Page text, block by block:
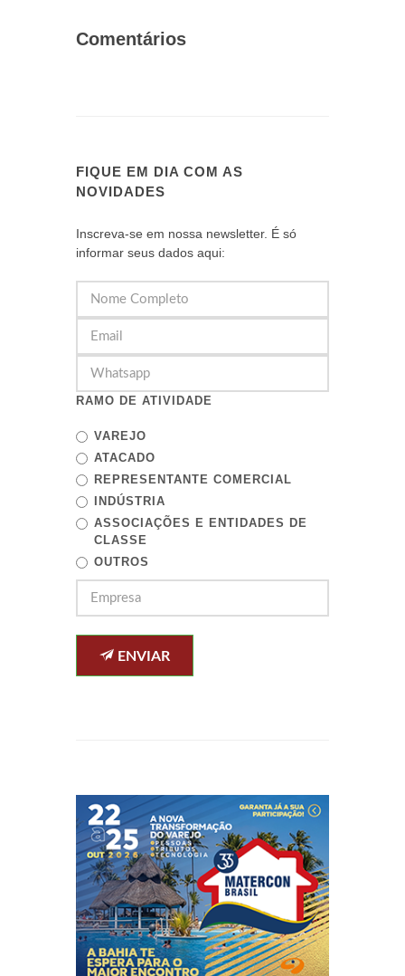
Comentários
FIQUE EM DIA COM AS
NOVIDADES
Inscreva-se em nossa newsletter. É só
informar seus dados aqui:
RAMO DE ATIVIDADE
VAREJO
ATACADO
REPRESENTANTE COMERCIAL
INDÚSTRIA
ASSOCIAÇÕES E ENTIDADES DE
CLASSE
OUTROS
ENVIAR